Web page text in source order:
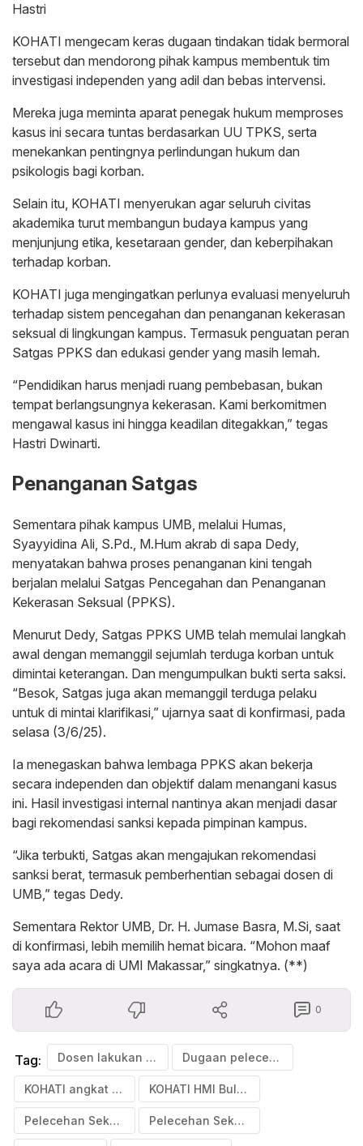
Hastri
KOHATI mengecam keras dugaan tindakan tidak bermoral
tersebut dan mendorong pihak kampus membentuk tim
investigasi independen yang adil dan bebas intervensi.
Mereka juga meminta aparat penegak hukum memproses
kasus ini secara tuntas berdasarkan UU TPKS, serta
menekankan pentingnya perlindungan hukum dan
psikologis bagi korban.
Selain itu, KOHATI menyerukan agar seluruh civitas
akademika turut membangun budaya kampus yang
menjunjung etika, kesetaraan gender, dan keberpihakan
terhadap korban.
KOHATI juga mengingatkan perlunya evaluasi menyeluruh
terhadap sistem pencegahan dan penanganan kekerasan
seksual di lingkungan kampus. Termasuk penguatan peran
Satgas PPKS dan edukasi gender yang masih lemah.
“Pendidikan harus menjadi ruang pembebasan, bukan
tempat berlangsungnya kekerasan. Kami berkomitmen
mengawal kasus ini hingga keadilan ditegakkan,” tegas
Hastri Dwinarti.
Penanganan Satgas
Sementara pihak kampus UMB, melalui Humas,
Syayyidina Ali, S.Pd., M.Hum akrab di sapa Dedy,
menyatakan bahwa proses penanganan kini tengah
berjalan melalui Satgas Pencegahan dan Penanganan
Kekerasan Seksual (PPKS).
Menurut Dedy, Satgas PPKS UMB telah memulai langkah
awal dengan memanggil sejumlah terduga korban untuk
dimintai keterangan. Dan mengumpulkan bukti serta saksi.
“Besok, Satgas juga akan memanggil terduga pelaku
untuk di mintai klarifikasi,” ujarnya saat di konfirmasi, pada
selasa (3/6/25).
Ia menegaskan bahwa lembaga PPKS akan bekerja
secara independen dan objektif dalam menangani kasus
ini. Hasil investigasi internal nantinya akan menjadi dasar
bagi rekomendasi sanksi kepada pimpinan kampus.
“Jika terbukti, Satgas akan mengajukan rekomendasi
sanksi berat, termasuk pemberhentian sebagai dosen di
UMB,” tegas Dedy.
Sementara Rektor UMB, Dr. H. Jumase Basra, M.Si, saat
di konfirmasi, lebih memilih hemat bicara. “Mohon maaf
saya ada acara di UMI Makassar,” singkatnya. (**)
0
Tag: Dosen lakukan Pelecehan Dugaan pelecehan mahasiswa
KOHATI angkat bicara soal pelecehan seksual dalam kampus KOHATI HMI Bulukumba
Pelecehan Seksual di Kampus Bulukumba Pelecehan Seksual Terhadap Mahasiswa di Bulukumba